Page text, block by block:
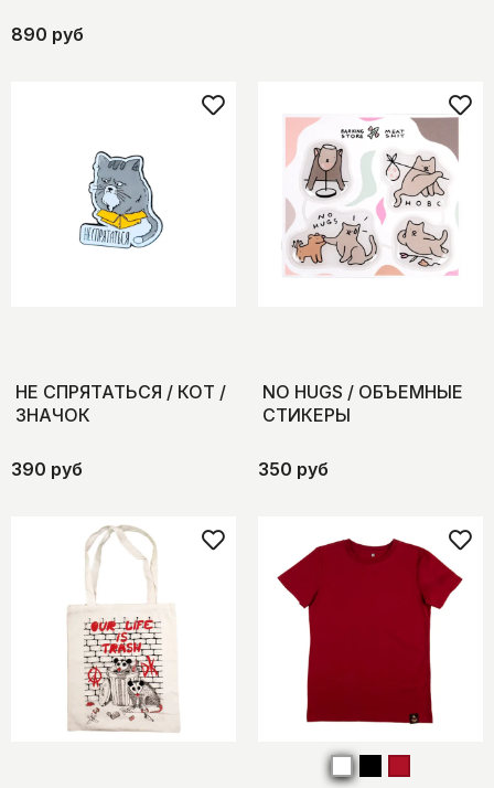
890 руб
НЕ СПРЯТАТЬСЯ / КОТ /
ЗНАЧОК
390 руб
NO HUGS / ОБЪЕМНЫЕ
СТИКЕРЫ
350 руб